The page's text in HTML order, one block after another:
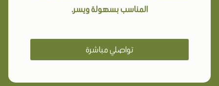
المناسب بسهولة ويسر.
تواصلي مباشرة